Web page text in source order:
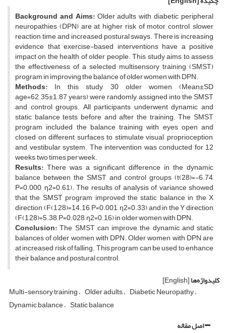
Background and Aims:Older adults with diabetic peripheral
neuropathies (DPN) are at higher risk of motor control, slower
reaction time, and increased postural sways. There is increasing
evidence that exercise-based interventions have a positive
impact on the health of older people. This study aims to assess
the effectiveness of a selected multisensory training (SMST)
program in improving the balance of older women with DPN.
Methods: In this study, 30 older women (Mean±SD
age=62.35±1.87 years) were randomly assigned into the SMST
and control groups. All participants underwent dynamic and
static balance tests before and after the training. The SMST
program included the balance training with eyes open and
closed on different surfaces to stimulate visual, proprioception,
and vestibular system. The intervention was conducted for 12
weeks, two times per week.
Results: There was a significant difference in the dynamic
balance between the SMST and control groups (t(28)=-6.74,
P=0.000, ƞ2=0.61). The results of analysis of variance showed
that the SMST program improved the static balance in the X
direction (F(1,28)=14.16, P=0.001, ƞ2=0.33) and in the Y direction
(F(1,28)=5.38, P=0.028, ƞ2=0.16) in older women with DPN.
Conclusion:The SMST can improve the dynamic and static
balances of older women with DPN. Older women with DPN are
at increased risk of falling. This program can be used to enhance
their balance and postural control.
کلیدواژه‌ها[English]
Multi-sensory training Older adults Diabetic Neuropathy
Dynamic balance Static balance
اصل مقاله